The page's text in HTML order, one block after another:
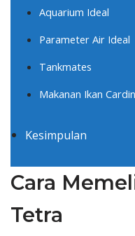
Aquarium Ideal
Parameter Air Ideal
Tankmates
Makanan Ikan
Kesimpulan
Cara
Tetra